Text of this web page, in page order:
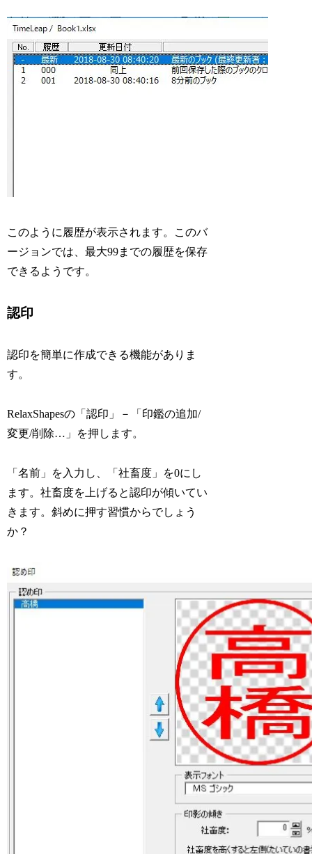
このように履歴が表示されます。このバ
ージョンでは、最大99までの履歴を保存
できるようです。
認印
認印を簡単に作成できる機能がありま
す。
RelaxShapesの「認印」－「印鑑の追加/
変更/削除…」を押します。
「名前」を入力し、「社畜度」を0にし
ます。社畜度を上げると認印が傾いてい
きます。斜めに押す習慣からでしょう
か？